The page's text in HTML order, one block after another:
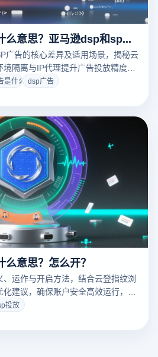
亚马逊dsp广告是什么意思？亚马逊dsp和sp广告的区别
广告的核心差异及适用场景，揭秘云
隔离与IP代理提升广告投放精度与
关联风险。
是什么意思dsp广告
意思？怎么开？
运作与开启方法，结合云登指纹浏
建议，确保账户安全高效运行，提
投放